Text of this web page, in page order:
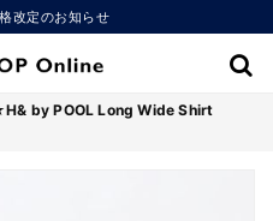
改定のお知らせ
by POOL Long Wide Shirt